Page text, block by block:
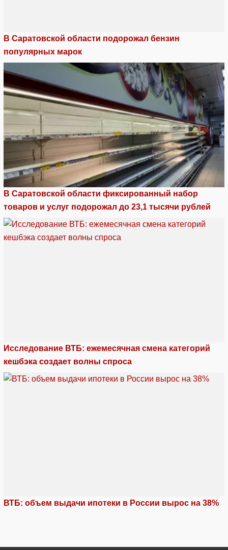
В Саратовской области подорожал бензин
популярных марок
В Саратовской области фиксированный набор
товаров и услуг подорожал до 23,1 тысячи рублей
Исследование ВТБ: ежемесячная смена категорий
кешбэка создает волны спроса
ВТБ: объем выдачи ипотеки в России вырос на 38%